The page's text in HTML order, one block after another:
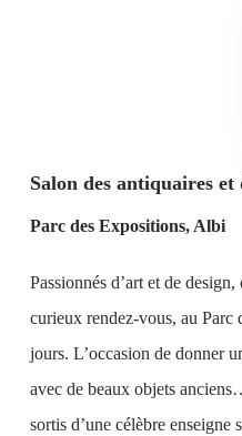
Salon des antiquaires et
Parc des Expositions, Albi
Passionnés d’art et de
curieux rendez-vous, au Parc
jours. L’occasion de donner
avec de beaux objets
sortis d’une célèbre enseigne